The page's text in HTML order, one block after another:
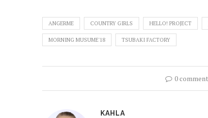
ANGERME COUNTRY GIRLS HELLO! PROJECT
MORNING MUSUME'18 TSUBAKI FACTORY
0 comment
KAHLA